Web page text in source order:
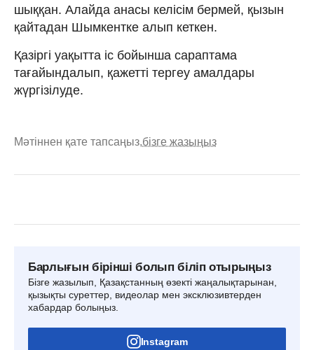
шыққан. Алайда анасы келісім бермей, қызын
қайтадан Шымкентке алып кеткен.
Қазіргі уақытта іс бойынша сараптама
тағайындалып, қажетті тергеу амалдары
жүргізілуде.
Мәтіннен қате тапсаңыз,бізге жазыңыз
Барлығын бірінші болып біліп отырыңыз
Бізге жазылып, Қазақстанның өзекті жаңалықтарынан,
қызықты суреттер, видеолар мен эксклюзивтерден
хабардар болыңыз.
Instagram